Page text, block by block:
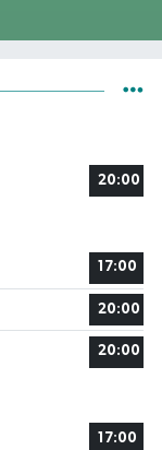
20:00
17:00
20:00
20:00
17:00